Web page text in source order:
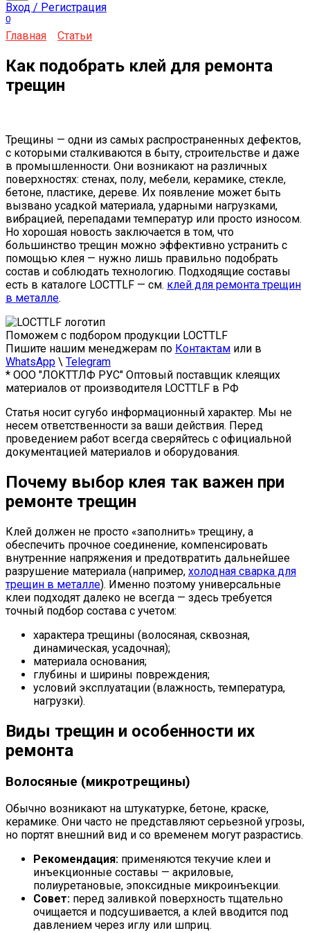
Вход / Регистрация
0
Главная Статьи
Как подобрать клей для ремонта
трещин
Трещины — одни из самых распространенных дефектов,
с которыми сталкиваются в быту, строительстве и даже
в промышленности. Они возникают на различных
поверхностях: стенах, полу, мебели, керамике, стекле,
бетоне, пластике, дереве. Их появление может быть
вызвано усадкой материала, ударными нагрузками,
вибрацией, перепадами температур или просто износом.
Но хорошая новость заключается в том, что
большинство трещин можно эффективно устранить с
помощью клея — нужно лишь правильно подобрать
состав и соблюдать технологию. Подходящие составы
есть в каталоге LOCTTLF — см. клей для ремонта трещин
в металле.
Поможем с подбором продукции LOCTTLF
Пишите нашим менеджерам по Контактам или в
WhatsApp \ Telegram
* ООО "ЛОКТТЛФ РУС" Оптовый поставщик клеящих
материалов от производителя LOCTTLF в РФ
Статья носит сугубо информационный характер. Мы не
несем ответственности за ваши действия. Перед
проведением работ всегда сверяйтесь с официальной
документацией материалов и оборудования.
Почему выбор клея так важен при
ремонте трещин
Клей должен не просто «заполнить» трещину, а
обеспечить прочное соединение, компенсировать
внутренние напряжения и предотвратить дальнейшее
разрушение материала (например, холодная сварка для
трещин в металле). Именно поэтому универсальные
клеи подходят далеко не всегда — здесь требуется
точный подбор состава с учетом:
характера трещины (волосяная, сквозная,
динамическая, усадочная);
материала основания;
глубины и ширины повреждения;
условий эксплуатации (влажность, температура,
нагрузки).
Виды трещин и особенности их
ремонта
Волосяные (микротрещины)
Обычно возникают на штукатурке, бетоне, краске,
керамике. Они часто не представляют серьезной угрозы,
но портят внешний вид и со временем могут разрастись.
Рекомендация: применяются текучие клеи и
инъекционные составы — акриловые,
полиуретановые, эпоксидные микроинъекции.
Совет: перед заливкой поверхность тщательно
очищается и подсушивается, а клей вводится под
давлением через иглу или шприц.